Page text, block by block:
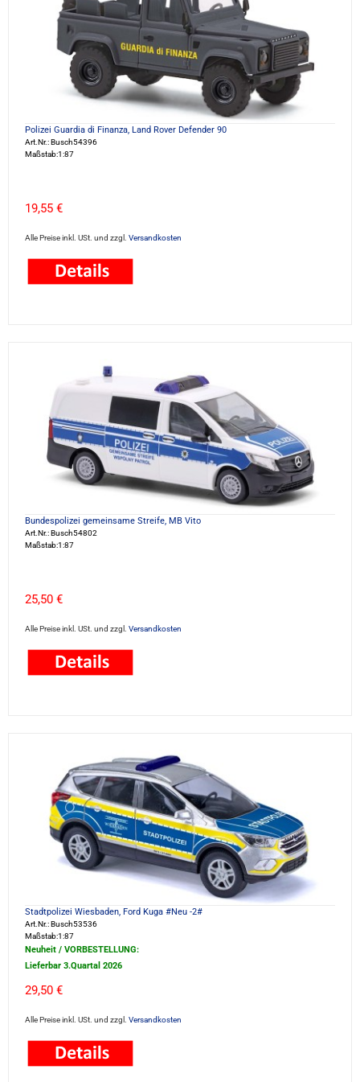
Polizei Guardia di Finanza, Land Rover Defender 90
Art.Nr.: Busch54396
Maßstab:1:87
19,55 €
Alle Preise inkl. USt. und zzgl. Versandkosten
Bundespolizei gemeinsame Streife, MB Vito
Art.Nr.: Busch54802
Maßstab:1:87
25,50 €
Alle Preise inkl. USt. und zzgl. Versandkosten
Stadtpolizei Wiesbaden, Ford Kuga #Neu -2#
Art.Nr.: Busch53536
Maßstab:1:87
Neuheit / VORBESTELLUNG:
Lieferbar 3.Quartal 2026
29,50 €
Alle Preise inkl. USt. und zzgl. Versandkosten